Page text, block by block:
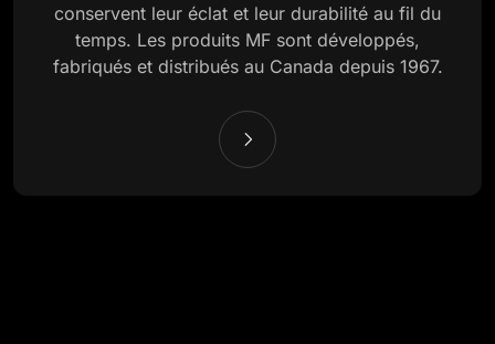
conservent leur éclat et leur durabilité au fil du
temps. Les produits MF sont développés,
fabriqués et distribués au Canada depuis 1967.